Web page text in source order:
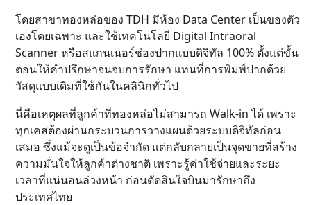
โดยสาขาทองหล่อของ TDH มีห้อง Data Center เป็นของตัว
เองโดยเฉพาะ และใช้เทคโนโลยี Digital Intraoral
Scanner หรือสแกนเนอร์ช่องปากแบบดิจิทัล 100% ตั้งแต่ขั้น
ตอนให้คำปรึกษาจนจบการรักษา แทนที่การพิมพ์ปากด้วย
วัสดุแบบเดิมที่ใช้กันในคลินิกทั่วไป
นี่คือเหตุผลที่ลูกค้าที่ทองหล่อไม่สามารถ Walk-in ได้ เพราะ
ทุกเคสต้องผ่านกระบวนการวางแผนด้วยระบบดิจิทัลก่อน
เสมอ ซึ่งแม้จะดูเป็นข้อจำกัด แต่กลับกลายเป็นจุดขายที่สร้าง
ความมั่นใจให้ลูกค้าต่างชาติ เพราะรู้ค่าใช้จ่ายและระยะ
เวลาที่แน่นอนล่วงหน้า ก่อนตัดสินใจบินมารักษาถึง
ประเทศไทย